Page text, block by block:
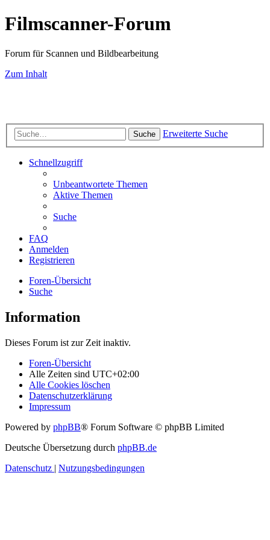
Filmscanner-Forum
Forum für Scannen und Bildbearbeitung
Zum Inhalt
Suche Erweiterte Suche
Schnellzugriff
Unbeantwortete Themen
Aktive Themen
Suche
FAQ
Anmelden
Registrieren
Foren-Übersicht
Suche
Information
Dieses Forum ist zur Zeit inaktiv.
Foren-Übersicht
Alle Zeiten sind UTC+02:00
Alle Cookies löschen
Datenschutzerklärung
Impressum
Powered by phpBB® Forum Software © phpBB Limited
Deutsche Übersetzung durch phpBB.de
Datenschutz | Nutzungsbedingungen